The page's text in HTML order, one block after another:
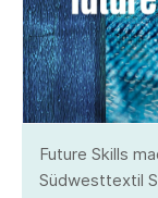
Future Skills
Südwesttextil